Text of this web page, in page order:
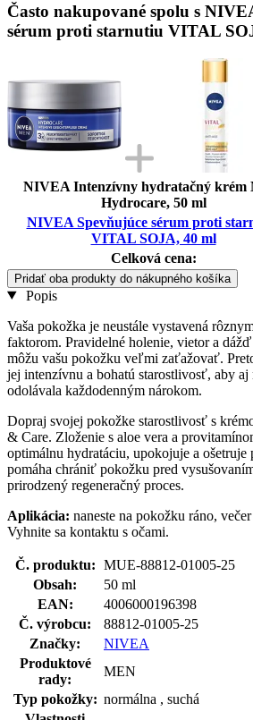
Často nakupované spolu s
sérum proti starnutiu VITAL
NIVEA Intenzívny hydratačný krém
Hydrocare, 50 ml
NIVEA Spevňujúce sérum proti
VITAL SOJA, 40 ml
Celková cena:
Pridať oba produkty do nákupného košíka
Popis
Vaša pokožka je neustále vystavená
faktorom. Pravidelné holenie, vietor a
môžu vašu pokožku veľmi zaťažovať.
jej intenzívnu a bohatú starostlivosť, aby
odolávala každodenným nárokom.
Dopraj svojej pokožke starostlivosť s
& Care. Zloženie s aloe vera a
optimálnu hydratáciu, upokojuje a
pomáha chrániť pokožku pred
prirodzený regeneračný proces.
Aplikácia: naneste na pokožku ráno,
Vyhnite sa kontaktu s očami.
Č. produktu: MUE-88812-01005-25
Obsah:
50 ml
EAN:
4006000196398
Č. výrobcu:
88812-01005-25
Značky:
NIVEA
Produktové
rady:
MEN
Typ pokožky: normálna , suchá